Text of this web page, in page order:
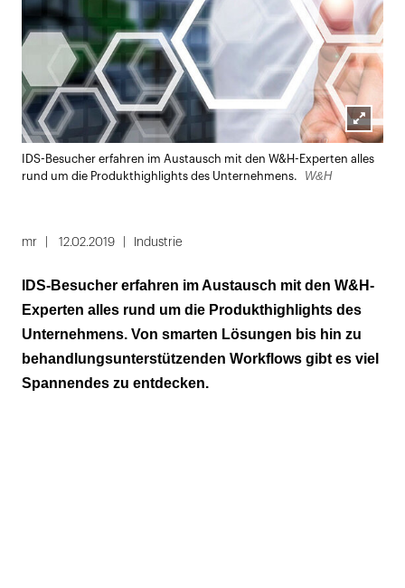
Lightbox
öffnen
IDS-Besucher erfahren im Austausch mit den W&H-Experten alles
rund um die Produkthighlights des Unternehmens.
W&H
mr 12.02.2019 Industrie
IDS-Besucher erfahren im Austausch mit den W&H-
Experten alles rund um die Produkthighlights des
Unternehmens. Von smarten Lösungen bis hin zu
behandlungsunterstützenden Workflows gibt es viel
Spannendes zu entdecken.